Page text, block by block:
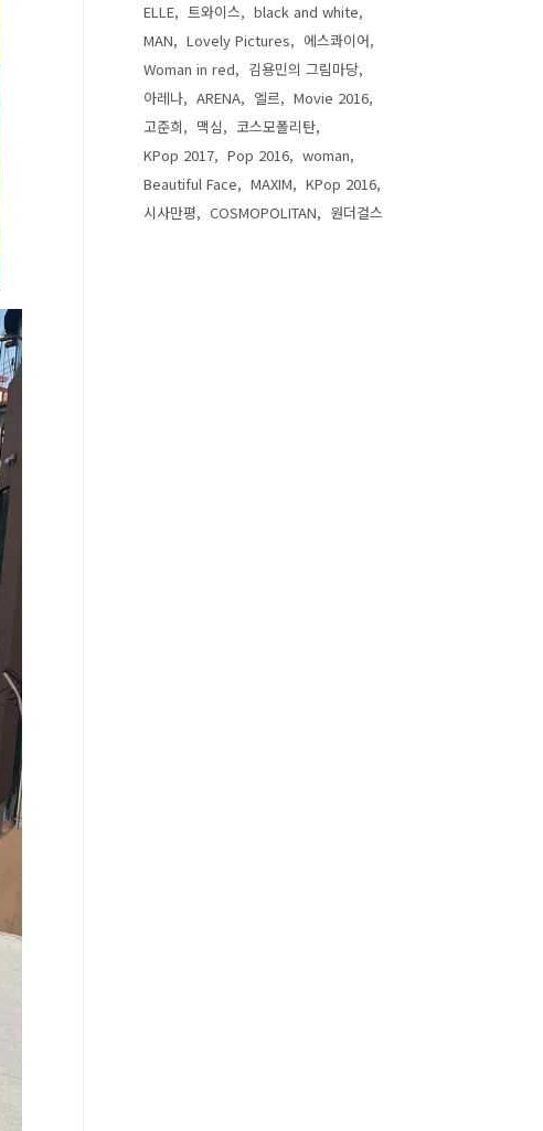
ELLE
트와이스
black and white
MAN
Lovely Pictures
에스콰이어
Woman in red
김용민의 그림마당
아레나
ARENA 엘르
Movie 2016
고준희
맥심
코스모폴리탄
KPop 2017
Pop 2016
woman
Beautiful Face
MAXIM
KPop 2016
시사만평
COSMOPOLITAN 원더걸스